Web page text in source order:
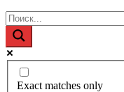
Exact matches only